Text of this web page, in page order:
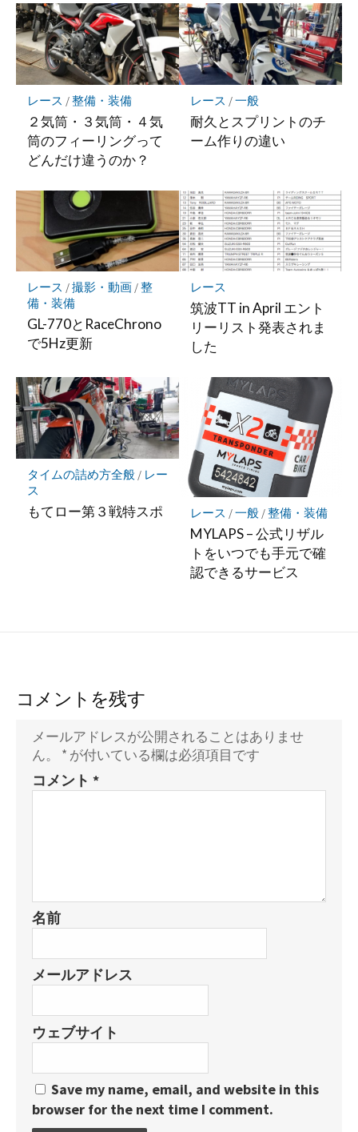
ー
ク
に
保
存
レース /整備・装備
２気筒・３気筒・４気
筒のフィーリングって
どんだけ違うのか？
レース /一般
耐久とスプリントのチ
ーム作りの違い
レース /撮影・動画/整
備・装備
GL-770とRaceChrono
で5Hz更新
レース
筑波TT in April エント
リーリスト発表されま
した
タイムの詰め方全般/ レー
ス
もてロー第３戦特スポ レース /一般/整備・装備
MYLAPS – 公式リザル
トをいつでも手元で確
認できるサービス
コメントを残す
メールアドレスが公開されることはありませ
ん。
* が付いている欄は必須項目です
コメント *
名前
メールアドレス
ウェブサイト
Save my name, email, and website in this
browser for the next time I comment.